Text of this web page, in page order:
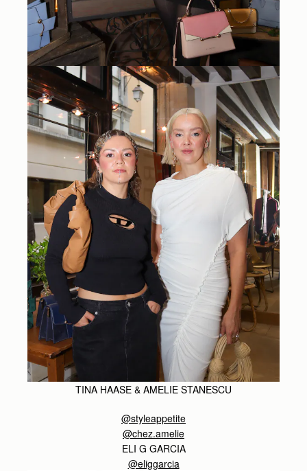
TINA HAASE & AMELIE STANESCU
@styleappetite
@chez.amelie
ELI G GARCIA
@eliggarcia